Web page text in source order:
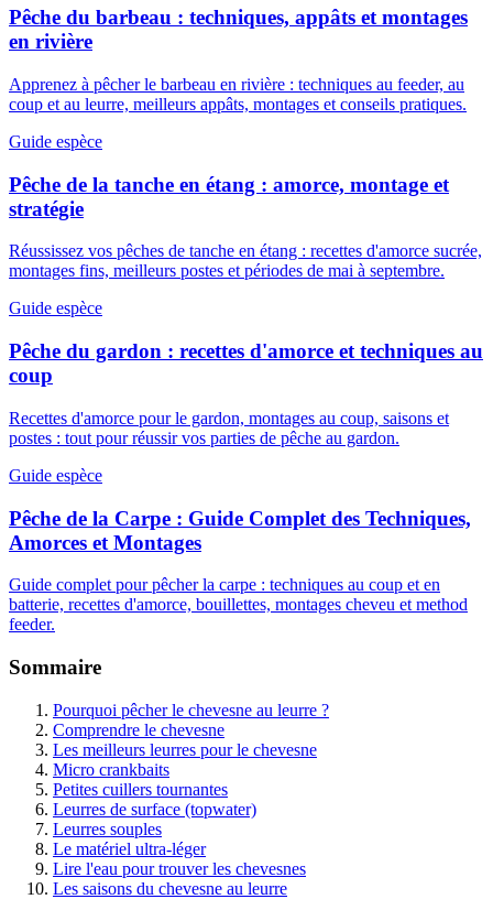
Pêche du barbeau : techniques, appâts et montages
en rivière
Apprenez à pêcher le barbeau en rivière : techniques au feeder, au
coup et au leurre, meilleurs appâts, montages et conseils pratiques.
Guide espèce
Pêche de la tanche en étang : amorce, montage et
stratégie
Réussissez vos pêches de tanche en étang : recettes d'amorce sucrée,
montages fins, meilleurs postes et périodes de mai à septembre.
Guide espèce
Pêche du gardon : recettes d'amorce et techniques au
coup
Recettes d'amorce pour le gardon, montages au coup, saisons et
postes : tout pour réussir vos parties de pêche au gardon.
Guide espèce
Pêche de la Carpe : Guide Complet des Techniques,
Amorces et Montages
Guide complet pour pêcher la carpe : techniques au coup et en
batterie, recettes d'amorce, bouillettes, montages cheveu et method
feeder.
Sommaire
Pourquoi pêcher le chevesne au leurre ?
Comprendre le chevesne
Les meilleurs leurres pour le chevesne
Micro crankbaits
Petites cuillers tournantes
Leurres de surface (topwater)
Leurres souples
Le matériel ultra-léger
Lire l'eau pour trouver les chevesnes
Les saisons du chevesne au leurre